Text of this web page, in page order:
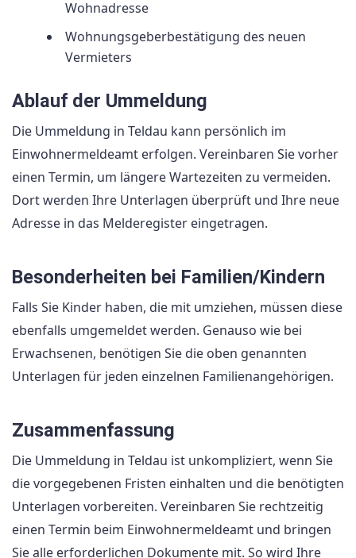
Wohnadresse
Wohnungsgeberbestätigung des neuen
Vermieters
Ablauf der Ummeldung
Die Ummeldung in Teldau kann persönlich im
Einwohnermeldeamt erfolgen. Vereinbaren Sie vorher
einen Termin, um längere Wartezeiten zu vermeiden.
Dort werden Ihre Unterlagen überprüft und Ihre neue
Adresse in das Melderegister eingetragen.
Besonderheiten bei Familien/Kindern
Falls Sie Kinder haben, die mit umziehen, müssen diese
ebenfalls umgemeldet werden. Genauso wie bei
Erwachsenen, benötigen Sie die oben genannten
Unterlagen für jeden einzelnen Familienangehörigen.
Zusammenfassung
Die Ummeldung in Teldau ist unkompliziert, wenn Sie
die vorgegebenen Fristen einhalten und die benötigten
Unterlagen vorbereiten. Vereinbaren Sie rechtzeitig
einen Termin beim Einwohnermeldeamt und bringen
Sie alle erforderlichen Dokumente mit. So wird Ihre